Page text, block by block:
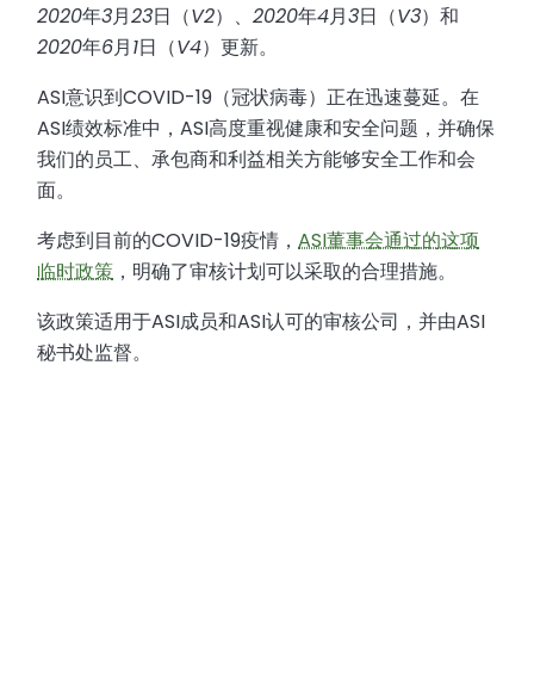
2020年3月23日（V2）、2020年4月3日（V3）和
2020年6月1日（V4）更新。
ASI意识到COVID-19（冠状病毒）正在迅速蔓延。在
ASI绩效标准中，ASI高度重视健康和安全问题，并确保
我们的员工、承包商和利益相关方能够安全工作和会
面。
考虑到目前的COVID-19疫情，ASI董事会通过的这项
临时政策 ，明确了审核计划可以采取的合理措施。
该政策适用于ASI成员和ASI认可的审核公司，并由ASI
秘书处监督。